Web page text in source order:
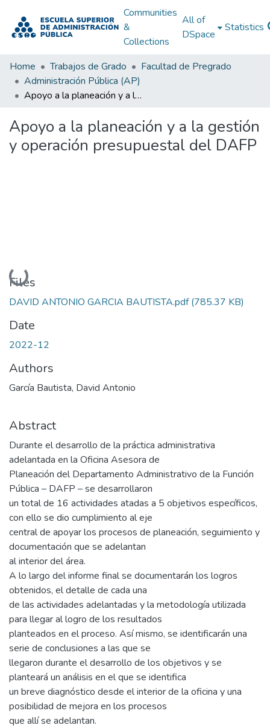
Communities
&
Collections
All of
DSpace
Statistics
Home Trabajos de Grado
Facultad de Pregrado
Administración Pública (AP)
Apoyo a la planeación y a la gestión y operación presupuestal del DAFP
Apoyo a la planeación y a la gestión
y operación presupuestal del DAFP
Loading...
Files
DAVID ANTONIO GARCIA BAUTISTA.pdf(785.37 KB)
Date
2022-12
Authors
García Bautista, David Antonio
Abstract
Durante el desarrollo de la práctica administrativa
adelantada en la Oficina Asesora de
Planeación del Departamento Administrativo de la Función
Pública – DAFP – se desarrollaron
un total de 16 actividades atadas a 5 objetivos específicos,
con ello se dio cumplimiento al eje
central de apoyar los procesos de planeación, seguimiento y
documentación que se adelantan
al interior del área.
A lo largo del informe final se documentarán los logros
obtenidos, el detalle de cada una
de las actividades adelantadas y la metodología utilizada
para llegar al logro de los resultados
planteados en el proceso. Así mismo, se identificarán una
serie de conclusiones a las que se
llegaron durante el desarrollo de los objetivos y se
planteará un análisis en el que se identifica
un breve diagnóstico desde el interior de la oficina y una
posibilidad de mejora en los procesos
que allí se adelantan.